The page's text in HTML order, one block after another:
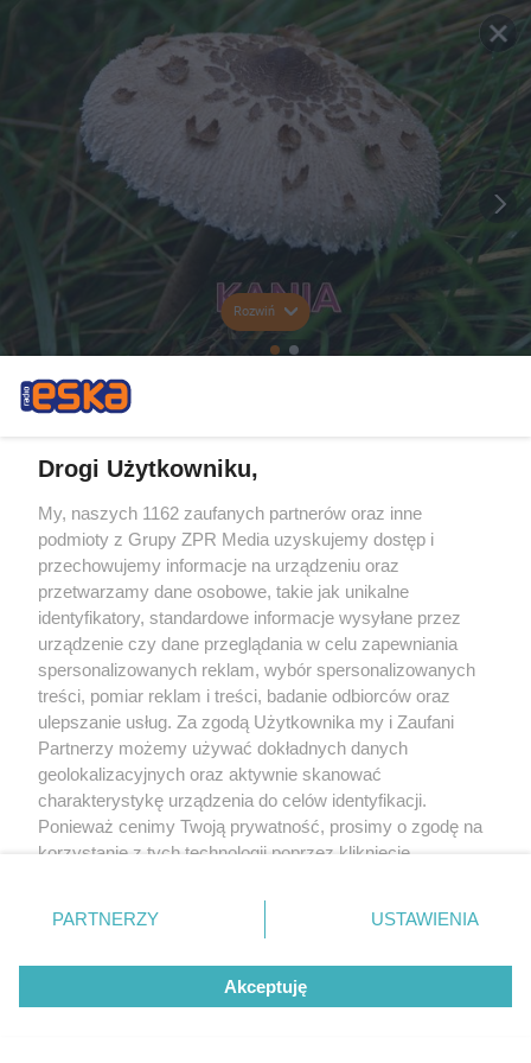
Rozwiń
Drogi Użytkowniku,
My, naszych 1162 zaufanych partnerów oraz inne
podmioty z Grupy ZPR Media uzyskujemy dostęp i
przechowujemy informacje na urządzeniu oraz
przetwarzamy dane osobowe, takie jak unikalne
identyfikatory, standardowe informacje wysyłane przez
urządzenie czy dane przeglądania w celu zapewniania
spersonalizowanych reklam, wybór spersonalizowanych
treści, pomiar reklam i treści, badanie odbiorców oraz
ulepszanie usług. Za zgodą Użytkownika my i Zaufani
Partnerzy możemy używać dokładnych danych
geolokalizacyjnych oraz aktywnie skanować
charakterystykę urządzenia do celów identyfikacji.
Ponieważ cenimy Twoją prywatność, prosimy o zgodę na
korzystanie z tych technologii poprzez kliknięcie
zmienić/wycofać klikając przycisk ustawień prywatności
znajdujący się w lewym dolnym rogu strony
rodzaje przetwarzania danych nie wymagają zgody
użytkownika, ale masz prawo sprzeciwić się takiemu
przetwarzaniu. Preferencje będą miały zastosowanie tylko
PARTNERZY USTAWIENIA
Akceptuję